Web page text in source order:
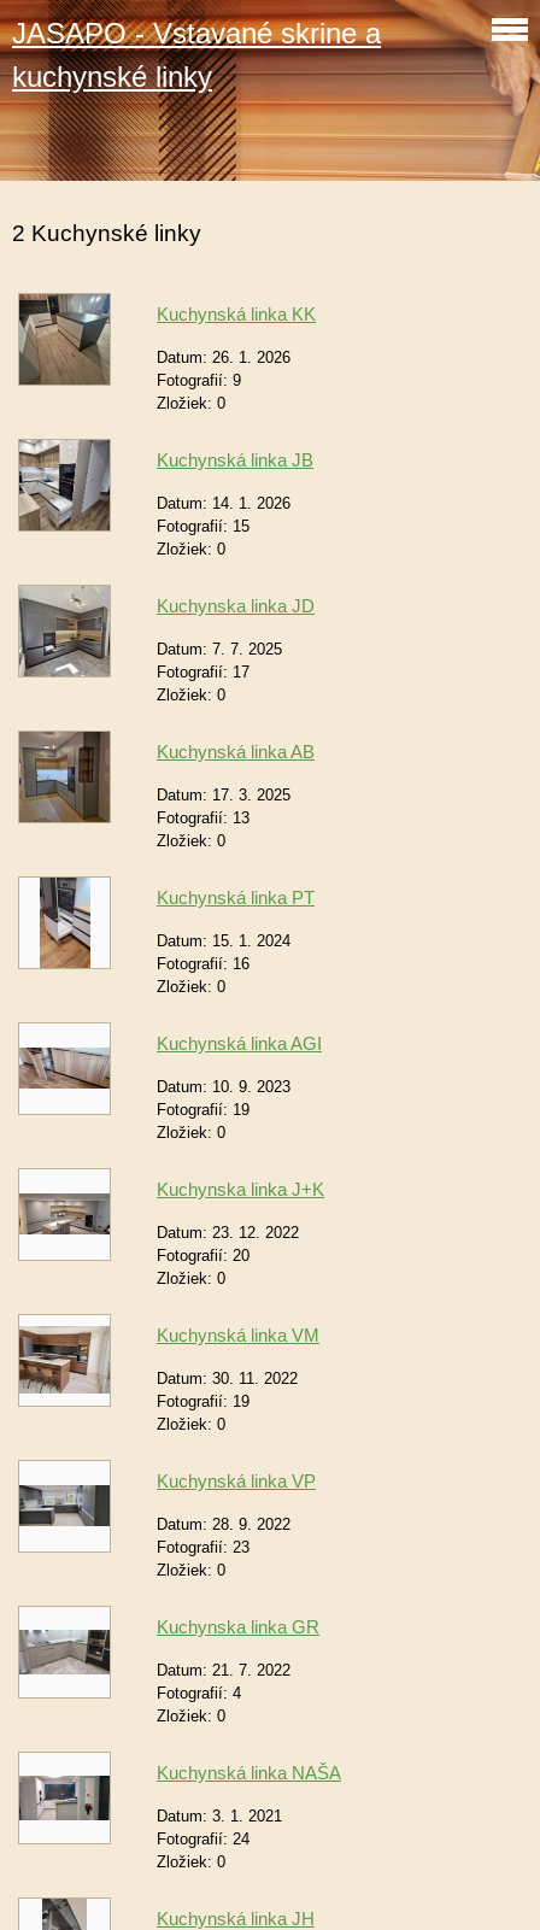
JASAPO - Vstavané skrine a
kuchynské linky
2 Kuchynské linky
Kuchynská linka KK
Datum: 26. 1. 2026
Fotografií: 9
Zložiek: 0
Kuchynská linka JB
Datum: 14. 1. 2026
Fotografií: 15
Zložiek: 0
Kuchynska linka JD
Datum: 7. 7. 2025
Fotografií: 17
Zložiek: 0
Kuchynská linka AB
Datum: 17. 3. 2025
Fotografií: 13
Zložiek: 0
Kuchynská linka PT
Datum: 15. 1. 2024
Fotografií: 16
Zložiek: 0
Kuchynská linka AGI
Datum: 10. 9. 2023
Fotografií: 19
Zložiek: 0
Kuchynska linka J+K
Datum: 23. 12. 2022
Fotografií: 20
Zložiek: 0
Kuchynská linka VM
Datum: 30. 11. 2022
Fotografií: 19
Zložiek: 0
Kuchynská linka VP
Datum: 28. 9. 2022
Fotografií: 23
Zložiek: 0
Kuchynska linka GR
Datum: 21. 7. 2022
Fotografií: 4
Zložiek: 0
Kuchynská linka NAŠA
Datum: 3. 1. 2021
Fotografií: 24
Zložiek: 0
Kuchynská linka JH